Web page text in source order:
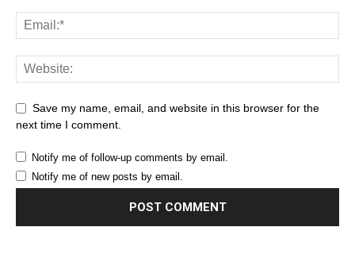
Save my name, email, and website in this browser for the
next time I comment.
Notify me of follow-up comments by email.
Notify me of new posts by email.